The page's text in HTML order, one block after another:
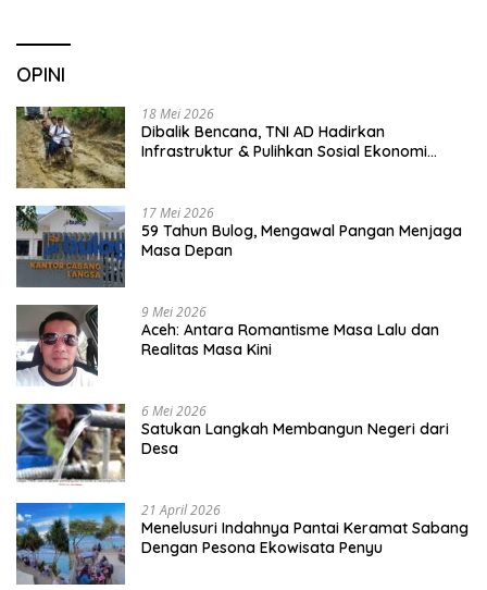
OPINI
18 Mei 2026
Dibalik Bencana, TNI AD Hadirkan
Infrastruktur & Pulihkan Sosial Ekonomi
17 Mei 2026
59 Tahun Bulog, Mengawal Pangan Menjaga
Masa Depan
9 Mei 2026
Aceh: Antara Romantisme Masa Lalu dan
Realitas Masa Kini
6 Mei 2026
Satukan Langkah Membangun Negeri dari
Desa
21 April 2026
Menelusuri Indahnya Pantai Keramat Sabang
Dengan Pesona Ekowisata Penyu